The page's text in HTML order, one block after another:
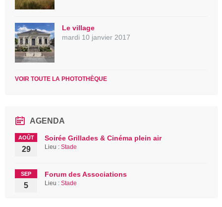
Le village
mardi 10 janvier 2017
VOIR TOUTE LA PHOTOTHÈQUE
AGENDA
AOÛT
29
Soirée Grillades & Cinéma plein air
Lieu : Stade
SEP
5
Forum des Associations
Lieu : Stade